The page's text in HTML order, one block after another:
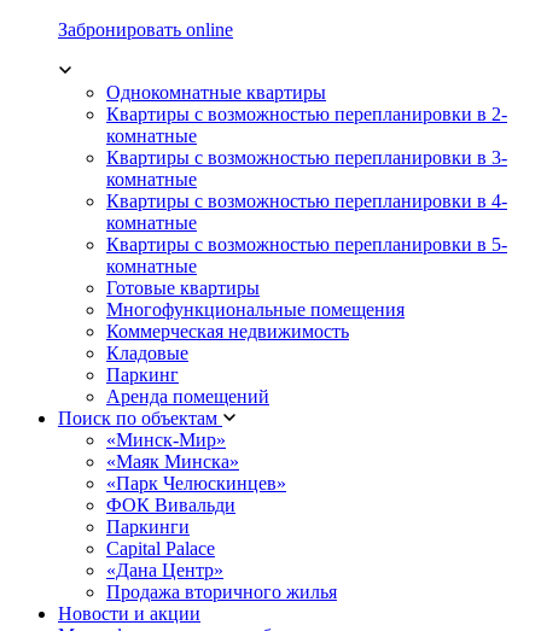
Забронировать online
Однокомнатные квартиры
Квартиры с возможностью перепланировки в 2-
комнатные
Квартиры с возможностью перепланировки в 3-
комнатные
Квартиры с возможностью перепланировки в 4-
комнатные
Квартиры с возможностью перепланировки в 5-
комнатные
Готовые квартиры
Многофункциональные помещения
Коммерческая недвижимость
Кладовые
Паркинг
Аренда помещений
Поиск по объектам
«Минск-Мир»
«Маяк Минска»
«Парк Челюскинцев»
ФОК Вивальди
Паркинги
Capital Palace
«Дана Центр»
Продажа вторичного жилья
Новости и акции